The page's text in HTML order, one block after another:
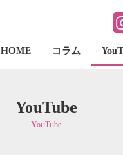
HOME コラム
YouTube
YouTube